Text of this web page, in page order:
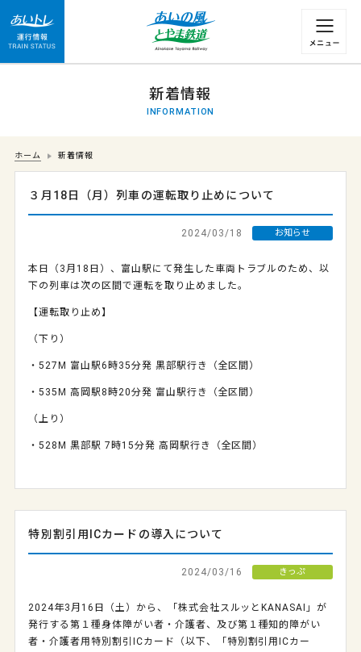
運行情報 列車の遅れ情報等についてはこちら
新着情報
INFORMATION
ホーム 新着情報
３月18日（月）列車の運転取り止めについて
2024/03/18 お知らせ
本日（3月18日）、富山駅にて発生した車両トラブルのため、以
下の列車は次の区間で運転を取り止めました。
【運転取り止め】
（下り）
・527M 富山駅6時35分発 黒部駅行き（全区間）
・535M 高岡駅8時20分発 富山駅行き（全区間）
（上り）
・528M黒部駅 7 時15分発 高岡駅行き（全区間）
特別割引用ICカードの導入について
2024/03/16 きっぷ
2024年3月16日（土）から、「株式会社スルッとKANASAI」が
発行する第１種身体障がい者・介護者、及び第１種知的障がい
者・介護者用特別割引ICカード（以下、「特別割引用ICカー